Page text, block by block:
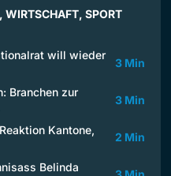
WIRTSCHAFT, SPORT
will wieder
3 Min
Branchen zur
3 Min
Kantone,
2 Min
Belinda